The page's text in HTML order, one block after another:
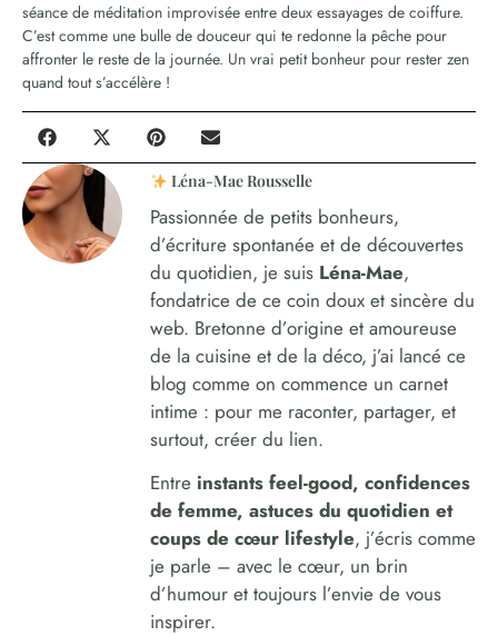
séance de méditation improvisée entre deux essayages de coiffure.
C’est comme une bulle de douceur qui te redonne la pêche pour
affronter le reste de la journée. Un vrai petit bonheur pour rester zen
quand tout s’accélère !
Léna-Mae Rousselle
Passionnée de petits bonheurs,
d’écriture spontanée et de découvertes
du quotidien, je suis Léna-Mae,
fondatrice de ce coin doux et sincère du
web. Bretonne d’origine et amoureuse
de la cuisine et de la déco, j’ai lancé ce
blog comme on commence un carnet
intime : pour me raconter, partager, et
surtout, créer du lien.
Entre instants feel-good, confidences
de femme, astuces du quotidien et
coups de cœur lifestyle, j’écris comme
je parle – avec le cœur, un brin
d’humour et toujours l’envie de vous
inspirer.